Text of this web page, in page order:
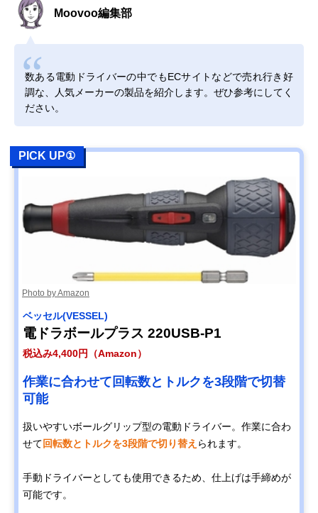
Amazonで見る
高儀(Takagi) 乾電
Amazonで見る
(IRIS OHYAMA) 電
式 RD110-W
楽々、扱いやすい
バー IXO7
た、スマートな電
動ドライバー
Amazonで見る
マキタ(Makita) 充
ル DF033D
コンパクトなが
と耐久性を両立
ドリルドライバ
(IRIS OHYAMA) 充
器が揃った、初心
Amazonで見る
高儀(Takagi)
AC100Vドリル＆
ドライバー DDR-
120
る、AC電源式の
Amazonで見る
HiKOKI(ハイコー
）
作業内容に合わせ
ドリルドライバ
マキタ(Makita) 充
ライバ
プロの現場でも使
久性と信頼性
Moovoo編集部
数ある電動ドライバーの中でもECサイトなどで売れ行き好
調な、人気メーカーの製品を紹介します。ぜひ参考にしてく
ださい。
PICK UP①
Photo by Amazon
ベッセル(VESSEL)
電ドラボールプラス 220USB-P1
税込み4,400円（Amazon）
作業に合わせて回転数とトルクを3段階で切替
可能
扱いやすいボールグリップ型の電動ドライバー。作業に合わ
せて回転数とトルクを3段階で切り替え られます。
手動ドライバーとしても使用できるため、仕上げは手締めが
可能です。